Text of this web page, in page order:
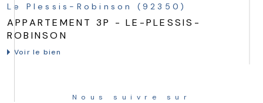
Le Plessis-Robinson (92350)
APPARTEMENT 3P - LE-PLESSIS-
ROBINSON
Voir le bien
Nous suivre sur